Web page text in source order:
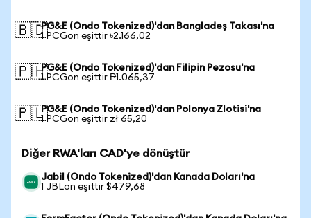
🇧🇩PG&E (Ondo Tokenized)'dan Bangladeş Takası'na
1 PCGon eşittir ৳2.166,02
🇵🇭PG&E (Ondo Tokenized)'dan Filipin Pezosu'na
1 PCGon eşittir ₱1.065,37
🇵🇱PG&E (Ondo Tokenized)'dan Polonya Zlotisi'na
1 PCGon eşittir zł 65,20
Diğer RWA'ları CAD'ye dönüştür
Jabil (Ondo Tokenized)'dan Kanada Doları'na
1 JBLon eşittir $479,68